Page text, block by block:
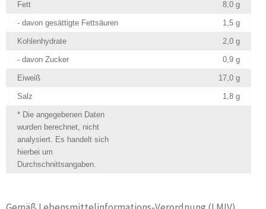
Fett 8,0 g
- davon gesättigte Fettsäuren 1,5 g
Kohlenhydrate 2,0 g
- davon Zucker 0,9 g
Eiweiß 17,0 g
Salz 1,8 g
* Die angegebenen Daten
wurden berechnet, nicht
analysiert. Es handelt sich
hierbei um
Durchschnittsangaben.